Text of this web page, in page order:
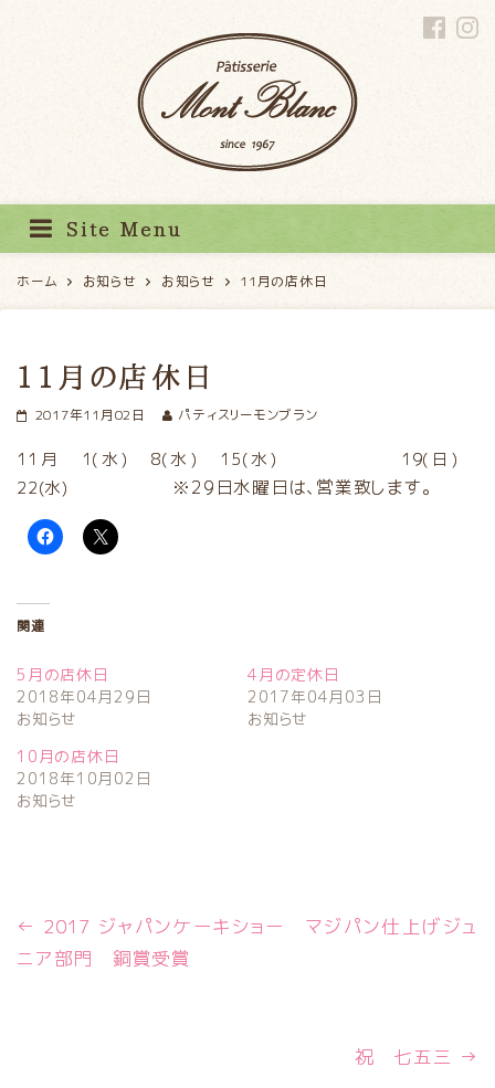
Site Menu
ホーム お知らせ お知らせ 11月の店休日
11月の店休日
2017年11月02日 パティスリーモンブラン
11月 1(水) 8(水) 15(水) 19(日)
22(水) ※29日水曜日は、営業致します。
関連
5月の店休日
2018年04月29日
お知らせ
4月の定休日
2017年04月03日
お知らせ
10月の店休日
2018年10月02日
お知らせ
← 2017 ジャパンケーキショー マジパン仕上げジュ
ニア部門 銅賞受賞
祝 七五三 →